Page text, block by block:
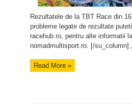
Rezultatele de la TBT Race din
probleme legate de rezultate
racehub.ro, pentru alte informatii
nomadmultisport.ro. [/su_column]
Read More »